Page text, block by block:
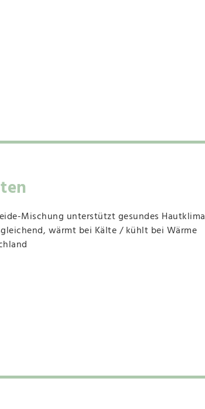
Mischung unterstützt gesundes Hautklima
wärmt bei Kälte / kühlt bei Wärme